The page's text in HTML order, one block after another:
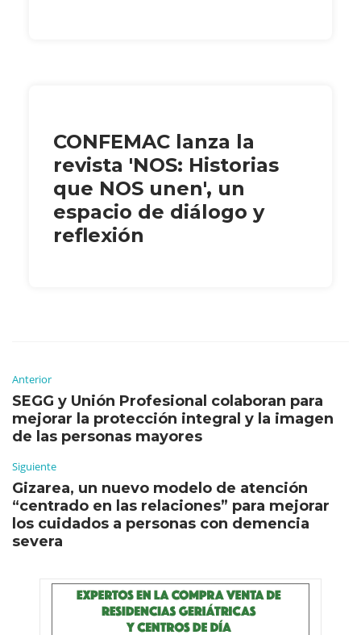
CONFEMAC lanza la
revista 'NOS: Historias
que NOS unen', un
espacio de diálogo y
reflexión
Anterior
SEGG y Unión Profesional colaboran para
mejorar la protección integral y la imagen
de las personas mayores
Siguiente
Gizarea, un nuevo modelo de atención
“centrado en las relaciones” para mejorar
los cuidados a personas con demencia
severa